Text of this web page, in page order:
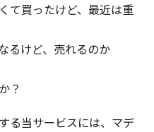
て買ったけど、最近は重
るけど、売れるのか
？
る当サービスには、マデ